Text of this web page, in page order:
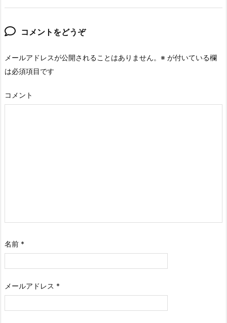
コメントをどうぞ
メールアドレスが公開されることはありません。 ※ が付いている欄
は必須項目です
コメント
名前 *
メールアドレス *